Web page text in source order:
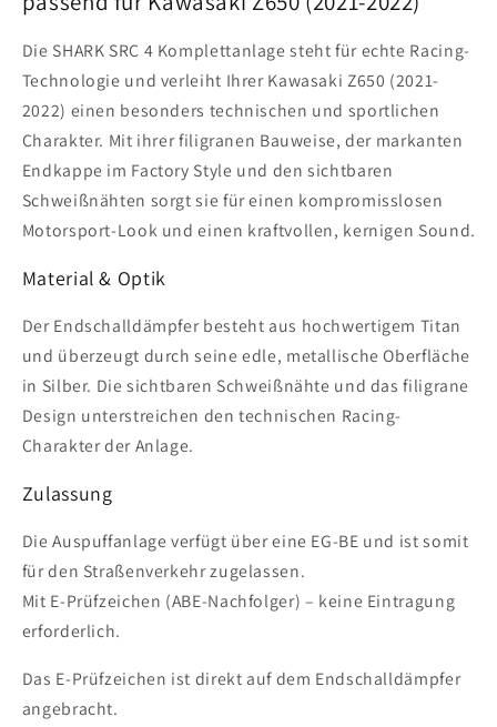
Z650
2021-
2022
Z650
2021-
2022
Die SHARK SRC 4 Komplettanlage steht für echte Racing-
Technologie und verleiht Ihrer Kawasaki Z650 (2021-
2022) einen besonders technischen und sportlichen
Charakter. Mit ihrer filigranen Bauweise, der markanten
Endkappe im Factory Style und den sichtbaren
Schweißnähten sorgt sie für einen kompromisslosen
Motorsport-Look und einen kraftvollen, kernigen Sound.
Material & Optik
Der Endschalldämpfer besteht aus hochwertigem Titan
und überzeugt durch seine edle, metallische Oberfläche
in Silber. Die sichtbaren Schweißnähte und das filigrane
Design unterstreichen den technischen Racing-
Charakter der Anlage.
Zulassung
Die Auspuffanlage verfügt über eine EG-BE und ist somit
für den Straßenverkehr zugelassen.
Mit E-Prüfzeichen (ABE-Nachfolger) – keine Eintragung
erforderlich.
Das E-Prüfzeichen ist direkt auf dem Endschalldämpfer
angebracht.